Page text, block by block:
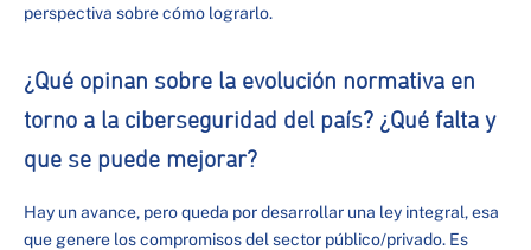
perspectiva sobre cómo lograrlo.
¿Qué opinan sobre la evolución normativa en
torno a la ciberseguridad del país? ¿Qué falta y
que se puede mejorar?
Hay un avance, pero queda por desarrollar una ley integral, esa
que genere los compromisos del sector público/privado. Es